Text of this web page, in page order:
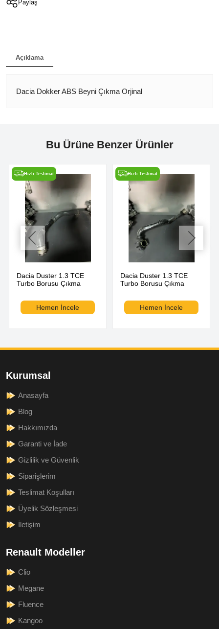
Paylaş
Açıklama
Dacia Dokker ABS Beyni Çıkma Orjinal
Bu Ürüne Benzer Ürünler
Hızlı Teslimat
Dacia Duster 1.3 TCE
Turbo Borusu Çıkma
Hemen İncele
Hızlı Teslimat
Dacia Duster 1.3 TCE
Turbo Borusu Çıkma
Hemen İncele
Kurumsal
Anasayfa
Blog
Hakkımızda
Garanti ve İade
Gizlilik ve Güvenlik
Siparişlerim
Teslimat Koşulları
Üyelik Sözleşmesi
İletişim
Renault Modeller
Clio
Megane
Fluence
Kangoo